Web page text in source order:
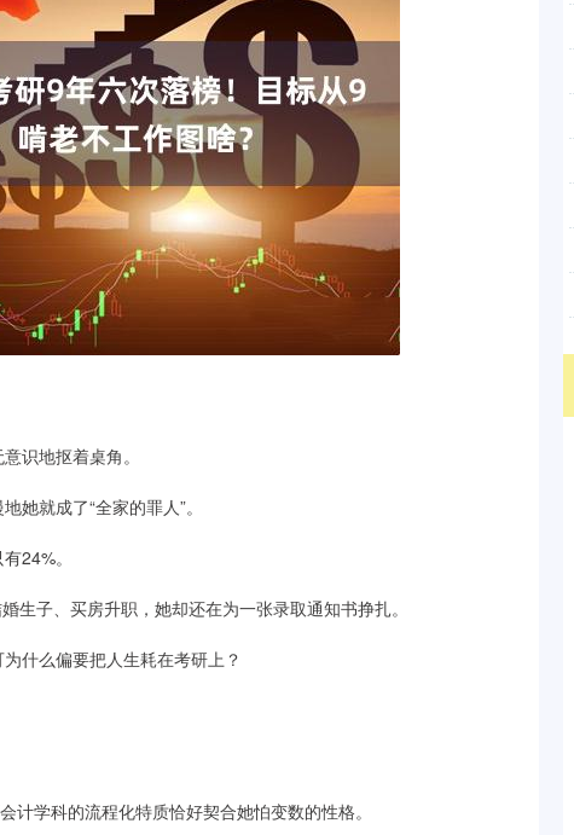
识地抠着桌角。
她就成了“全家的罪人”。
24%。
生子、买房升职，她却还在为一张录取通知书挣扎。
什么偏要把人生耗在考研上？
计学科的流程化特质恰好契合她怕变数的性格。